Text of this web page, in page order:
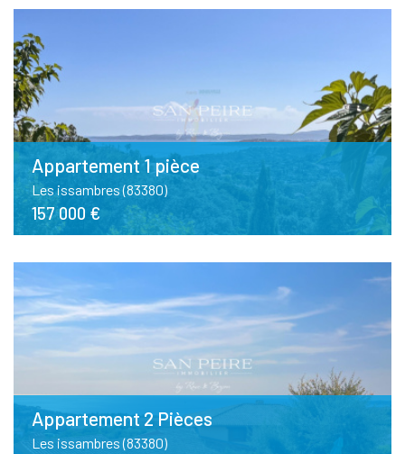
Appartement 1 pièce
Les issambres (83380)
157 000 €
Appartement 2 Pièces
Les issambres (83380)